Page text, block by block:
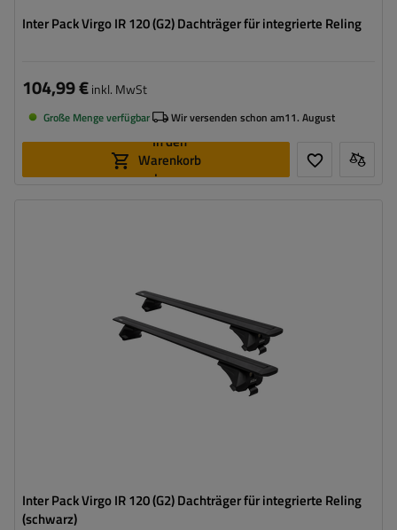
Inter Pack Virgo IR 120 (G2) Dachträger für integrierte Reling
104,99 €inkl. MwSt
Große Menge verfügbar Wir versenden schon am11. August
In den
Warenkorb
legen
Inter Pack Virgo IR 120 (G2) Dachträger für integrierte Reling
(schwarz)